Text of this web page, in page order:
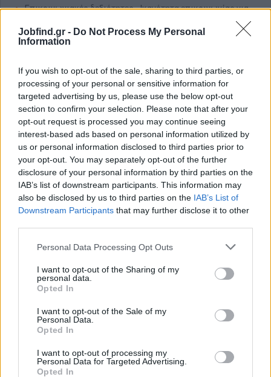
Jobfind.gr - Do Not Process My Personal
Information
If you wish to opt-out of the sale, sharing to third parties, or
processing of your personal or sensitive information for
targeted advertising by us, please use the below opt-out
section to confirm your selection. Please note that after your
opt-out request is processed you may continue seeing
interest-based ads based on personal information utilized by
us or personal information disclosed to third parties prior to
your opt-out. You may separately opt-out of the further
disclosure of your personal information by third parties on the
IAB’s list of downstream participants. This information may
also be disclosed by us to third parties on the IAB’s List of
Downstream Participants that may further disclose it to other
Personal Data Processing Opt Outs
I want to opt-out of the Sharing of my
personal data.
Opted In
I want to opt-out of the Sale of my
Personal Data.
Opted In
I want to opt-out of processing my
Personal Data for Targeted Advertising.
Opted In
Επικοινωνιακές δεξιότητες - Ικανότητα επικοινωνίας για
Ομαδικό πνεύμα
Θετικός/ή στην προσωπική καθοδήγηση και να σου αρέσει
η συνεχής εκπαίδευση.
Θα ληφθεί υπόψη, προϋπηρεσία στις πωλήσεις
Παροχές
Τριετές πλαίσιο οικονομικής υποστήριξης των νέων
συνεργατών με
ΣΤΑΘΕΡΗ ΧΡΗΜΑΤΙΚΗ ΑΜΟΙΒΗ
Ομαδικό πρόγραμμα ασφάλισης.
Προοπτική εξέλιξης ως στέλεχος του Management.
Συμμετοχή σε επαγγελματικά ταξίδια.
Συμμετοχή στο επαγγελματικό ταμείο ασφάλισης της
Interamerican.